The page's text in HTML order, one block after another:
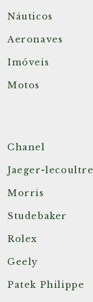
Náuticos
Aeronaves
Imóveis
Motos
Chanel
Jaeger-lecoultre
Morris
Studebaker
Rolex
Geely
Patek Philippe